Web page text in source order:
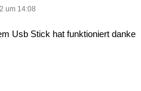
um 14:08
Usb Stick hat funktioniert danke